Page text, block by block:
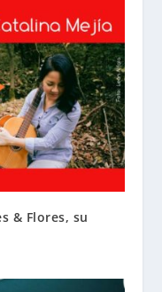
& Flores, su